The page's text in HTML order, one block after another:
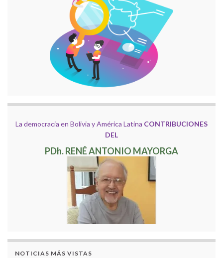
La democracia en Bolivia y América Latina CONTRIBUCIONES
DEL
PDh. RENÉ ANTONIO MAYORGA
NOTICIAS MÁS VISTAS